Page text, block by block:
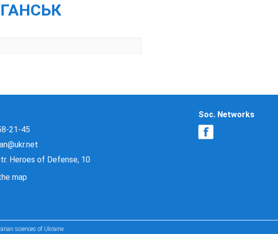
21-45
Heroes of Defense, 10
map
Soc. Networks
sciences of Ukraine